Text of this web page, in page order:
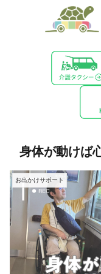
身体が動けば
お出かけサポート